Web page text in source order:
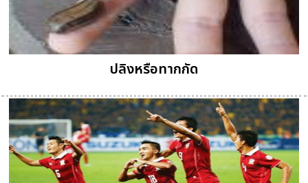
ปลิงหรือทากกัด